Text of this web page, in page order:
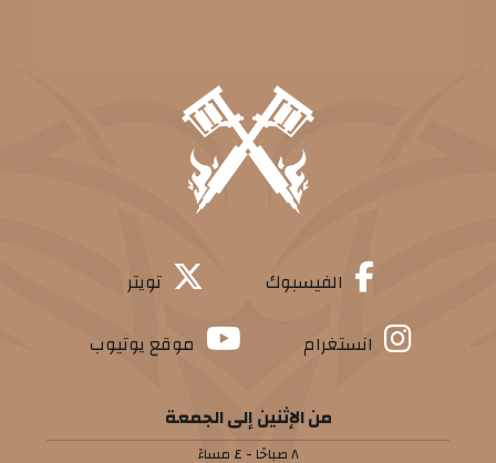
الفيسبوك
تويتر
انستغرام
موقع يوتيوب
من الإثنين إلى الجمعة
٨ صباحًا - ٤ مساءً